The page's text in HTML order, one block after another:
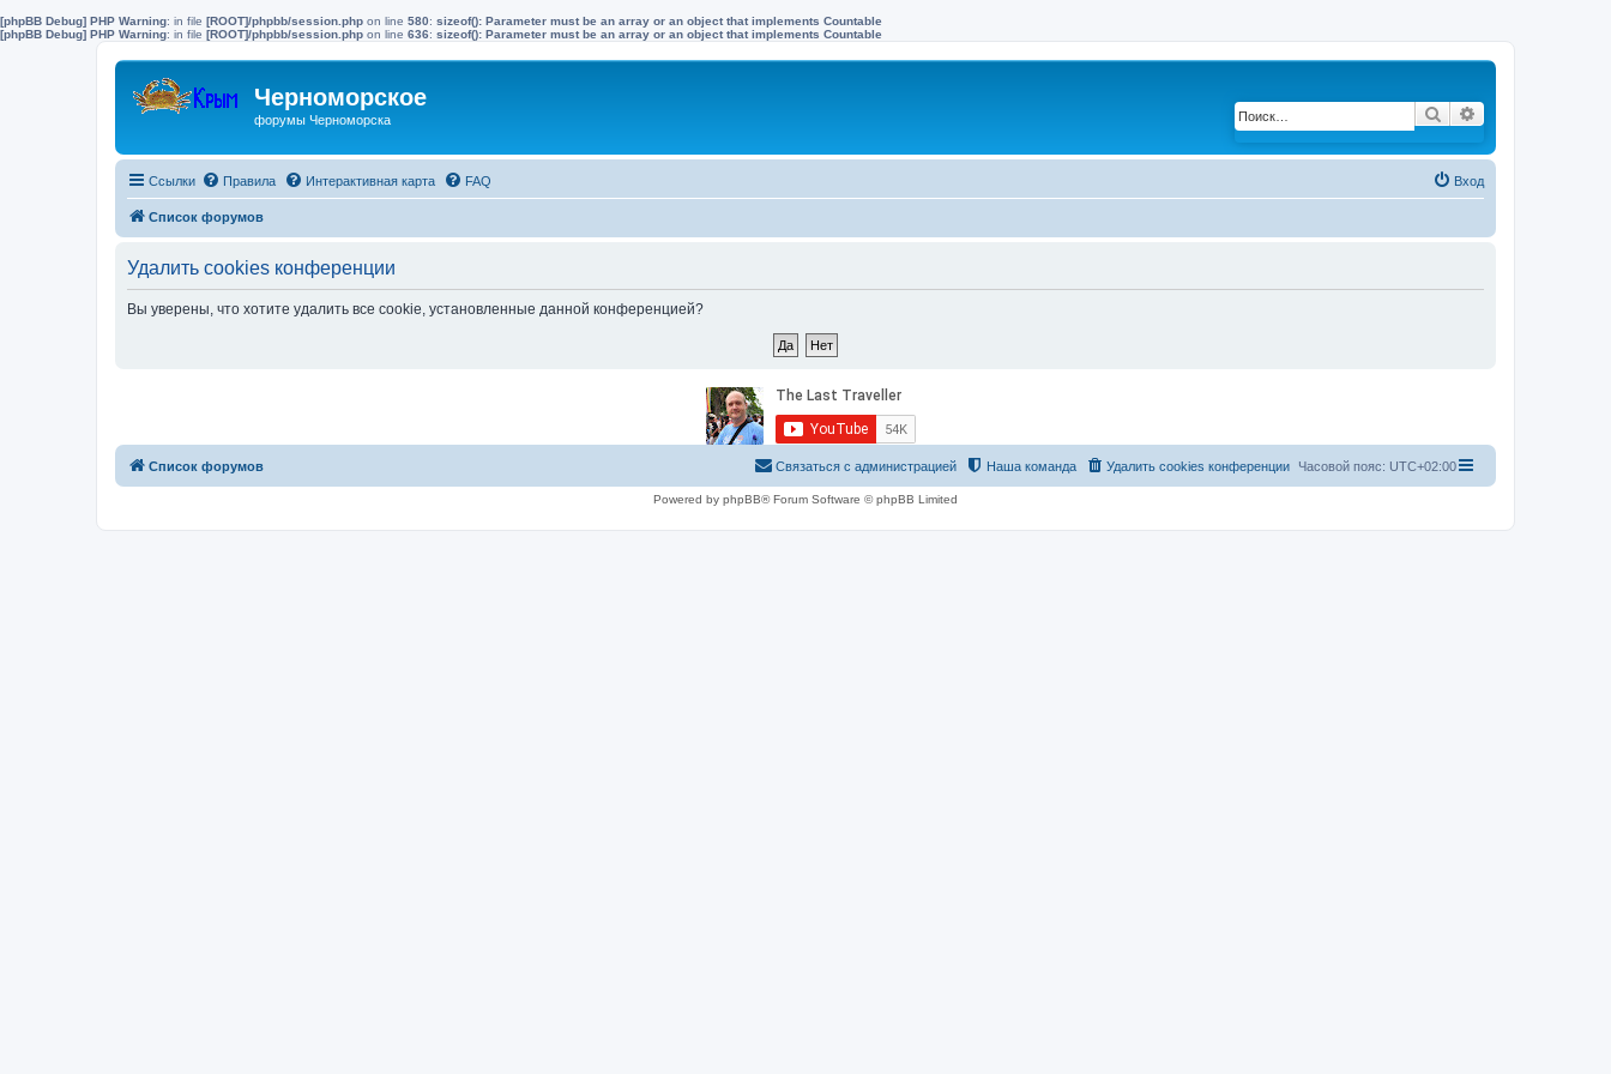
[phpBB Debug] PHP Warning: in file [ROOT]/phpbb/session.php on line 580: sizeof(): Parameter must be an array or an object that implements Countable
[phpBB Debug] PHP Warning: in file [ROOT]/phpbb/session.php on line 636: sizeof(): Parameter must be an array or an object that implements Countable
Черноморское
форумы Черноморска Поиск
Ссылки Правила Интерактивная карта FAQ Вход
Список форумов
Удалить cookies конференции
Вы уверены, что хотите удалить все cookie, установленные данной конференцией?
Список форумов Часовой пояс: UTC+02:00
Удалить cookies конференции
Наша команда
Связаться с администрацией
Powered by phpBB® Forum Software © phpBB Limited